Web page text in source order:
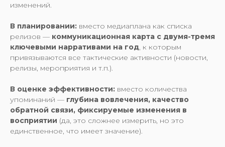
изменений.
В планировании: вместо медиаплана как списка
релизов — коммуникационная карта с двумя-тремя
ключевыми нарративами на год, к которым
привязываются все тактические активности (новости,
релизы, мероприятия и т.п.).
В оценке эффективности: вместо количества
упоминаний — глубина вовлечения, качество
обратной связи, фиксируемые изменения в
восприятии (да, это сложнее измерить, но это
единственное, что имеет значение).